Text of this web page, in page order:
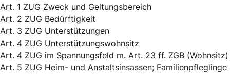
Art. 1 ZUG Zweck und Geltungsbereich
Art. 2 ZUG Bedürftigkeit
Art. 3 ZUG Unterstützungen
Art. 4 ZUG Unterstützungswohnsitz
Art. 4 ZUG im Spannungsfeld m. Art. 23 ff. ZGB (Wohnsitz)
Art. 5 ZUG Heim- und Anstaltsinsassen; Familienpfleglinge